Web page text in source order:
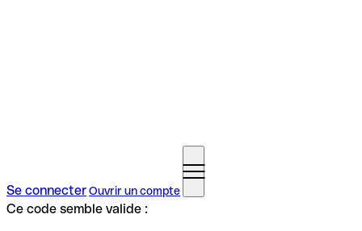
Se connecterOuvrir un compte
Ce code semble valide :